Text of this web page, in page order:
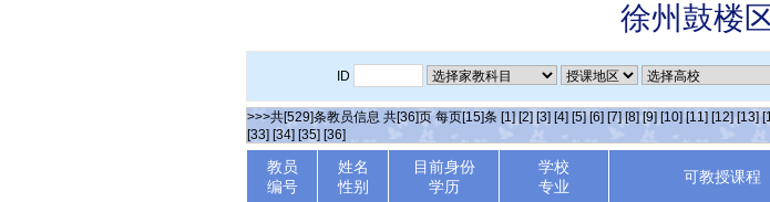
徐州鼓楼
ID
>>>共[529]条教员信息 共[36]页 每页[15]条 [1] [2] [3] [4] [5] [6] [7] [8] [9] [10] [11] [12] [13]
[33] [34] [35] [36]
教员
编号
姓名
性别
目前身份
学历
学校
专业
可教授课程